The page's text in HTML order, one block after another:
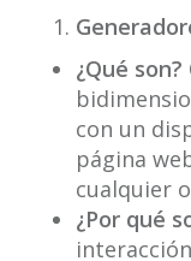
¿Qué son?
con un
página
cualquier
¿Por qué